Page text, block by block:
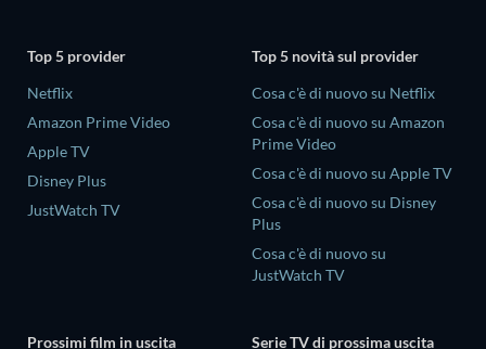
Top 5 provider
Netflix
Amazon Prime Video
Apple TV
Disney Plus
JustWatch TV
Top 5 novità sul provider
Cosa c'è di nuovo su Netflix
Cosa c'è di nuovo su Amazon
Prime Video
Cosa c'è di nuovo su Apple TV
Cosa c'è di nuovo su Disney
Plus
Cosa c'è di nuovo su
JustWatch TV
Prossimi film in uscita Serie TV di prossima uscita